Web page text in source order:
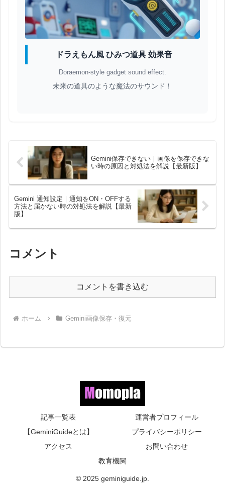
ドラえもん風 ひみつ道具 効果音
Doraemon-style gadget sound effect.
未来の道具のような魔法のサウンド！
Gemini保存できない｜画像を保存できな
い時の原因と対処法を解説【最新版】
Gemini 通知設定｜通知をON・OFFする
方法と届かない時の対処法を解説【最新
版】
コメント
コメントを書き込む
ホーム Gemini画像保存・復元
記事一覧表
運営者プロフィール
【GeminiGuideとは】
プライバシーポリシー
アクセス
お問い合わせ
教育機関
© 2025 geminiguide.jp.